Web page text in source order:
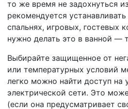
то же время не задохнуться
рекомендуется
спальнях, игровых, гостевых
нужно делать это в ванной —
Выбирайте защищенное от
или температурных условий
легко можно найти доступ на
электрической сети. Это
(если она предусматривает